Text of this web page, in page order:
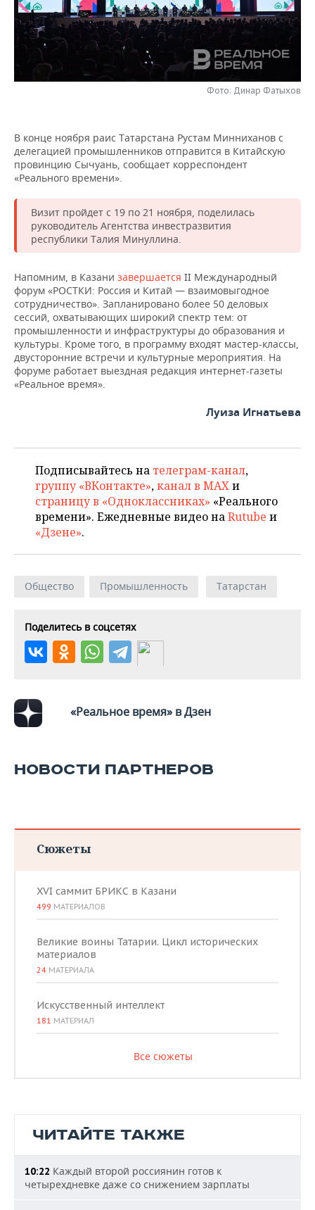
НЕФТЕХИМИЯ
НЕФТЬ
ОПК
РОЗНИЧНАЯ ТОРГОВЛЯ
ТРАНСПОРТ
НОВОСТИ ТЕХНОЛОГИЙ
МЕРОПРИЯТИЯ
НОВОСТИ МЕРОПРИЯТИЙ
ONLINE-КОНФЕРЕНЦИИ
ОТКРЫТАЯ ЛЕКЦИЯ
СПОРТ
ХОККЕЙ
БАСКЕТБОЛ
ВОЛЕЙБОЛ
КИБЕРСПОРТ
ФИГУРНОЕ КАТАНИЕ
ВОДНЫЕ ВИДЫ СПОРТА
ХОККЕЙ С МЯЧОМ
ВЛАСТЬ
ИНФРАСТРУКТУРА
ИСТОРИЯ
КУЛЬТУРА
МЕДИЦИНА
ОБРАЗОВАНИЕ
ПРОИСШЕСТВИЯ
СЮЖЕТЫ
СПИСОК ПЕРСОН
СПИСОК КОМПАНИЙ
ПОЛНАЯ ВЕРСИЯ
Фото: Динар Фатыхов
В конце ноября раис Татарстана Рустам Минниханов с
делегацией промышленников отправится в Китайскую
провинцию Сычуань, сообщает корреспондент
«Реального времени».
Визит пройдет с 19 по 21 ноября, поделилась
руководитель Агентства инвестразвития
республики Талия Минуллина.
Напомним, в Казани завершается II Международный
форум «РОСТКИ: Россия и Китай — взаимовыгодное
сотрудничество». Запланировано более 50 деловых
сессий, охватывающих широкий спектр тем: от
промышленности и инфраструктуры до образования и
культуры. Кроме того, в программу входят мастер-классы,
двусторонние встречи и культурные мероприятия. На
форуме работает выездная редакция интернет-газеты
«Реальное время».
Луиза Игнатьева
Подписывайтесь на телеграм-канал,
группу «ВКонтакте»,канал в MAXи
страницу в «Одноклассниках» «Реального
времени». Ежедневные видео наRutube и
«Дзене».
Общество Промышленность Татарстан
Поделитесь в соцсетях
«Реальное время» в Дзен
НОВОСТИ ПАРТНЕРОВ
Сюжеты
XVI саммит БРИКС в Казани
499 МАТЕРИАЛОВ
Великие воины Татарии. Цикл исторических
материалов
24 МАТЕРИАЛА
Искусственный интеллект
181 МАТЕРИАЛ
Все сюжеты
ЧИТАЙТЕ ТАКЖЕ
10:22 Каждый второй россиянин готов к
четырехдневке даже со снижением зарплаты